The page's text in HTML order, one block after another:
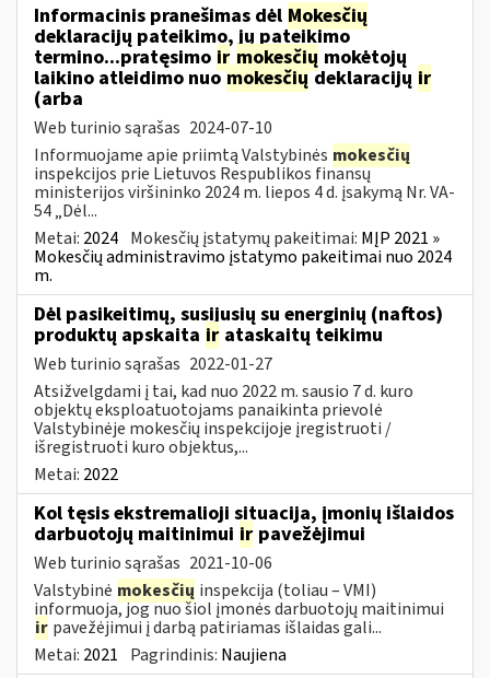
Informacinis pranešimas dėl Mokesčių
deklaracijų pateikimo, jų pateikimo
termino...pratęsimo ir mokesčių mokėtojų
laikino atleidimo nuomokesčiųdeklaracijų ir
(arba
Web turinio sąrašas 2024-07-10
Informuojame apie priimtą Valstybinės mokesčių
inspekcijos prie Lietuvos Respublikos finansų
ministerijos viršininko 2024 m. liepos 4 d. įsakymą Nr. VA-
54 „Dėl...
Metai: 2024 Mokesčių įstatymų pakeitimai: MĮP 2021 »
Mokesčių administravimo įstatymo pakeitimai nuo 2024
m.
Dėl pasikeitimų, susijusių su energinių (naftos)
produktų apskaita ir ataskaitų teikimu
Web turinio sąrašas 2022-01-27
Atsižvelgdami į tai, kad nuo 2022 m. sausio 7 d. kuro
objektų eksploatuotojams panaikinta prievolė
Valstybinėje mokesčių inspekcijoje įregistruoti /
išregistruoti kuro objektus,...
Metai: 2022
Kol tęsis ekstremalioji situacija, įmonių išlaidos
darbuotojų maitinimui ir pavežėjimui
Web turinio sąrašas 2021-10-06
Valstybinė mokesčių inspekcija (toliau – VMI)
informuoja, jog nuo šiol įmonės darbuotojų maitinimui
ir pavežėjimui į darbą patiriamas išlaidas gali...
Metai: 2021 Pagrindinis: Naujiena